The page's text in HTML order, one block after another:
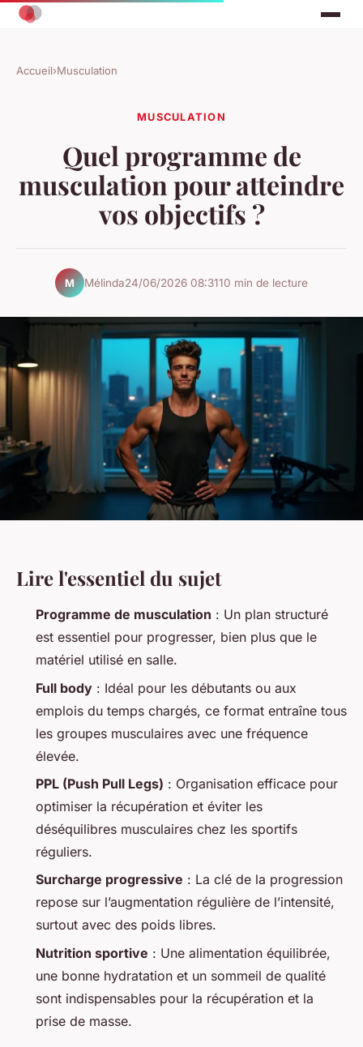
Accueil›Musculation
MUSCULATION
Quel programme de
musculation pour atteindre
vos objectifs ?
M Mélinda24/06/2026 08:3110 min de lecture
Lire l'essentiel du sujet
Programme de musculation : Un plan structuré
est essentiel pour progresser, bien plus que le
matériel utilisé en salle.
Full body : Idéal pour les débutants ou aux
emplois du temps chargés, ce format entraîne tous
les groupes musculaires avec une fréquence
élevée.
PPL (Push Pull Legs) : Organisation efficace pour
optimiser la récupération et éviter les
déséquilibres musculaires chez les sportifs
réguliers.
Surcharge progressive : La clé de la progression
repose sur l’augmentation régulière de l’intensité,
surtout avec des poids libres.
Nutrition sportive : Une alimentation équilibrée,
une bonne hydratation et un sommeil de qualité
sont indispensables pour la récupération et la
prise de masse.